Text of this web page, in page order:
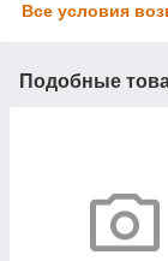
Все условия
Подобные